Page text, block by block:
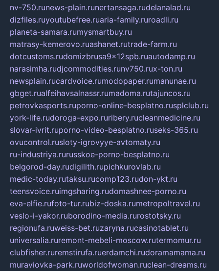
nv-750.runews-plain.runertansaga.rudelanalad.ru
dizfiles.ruyoutubefree.ruaria-family.ruroadli.ru
planeta-samara.rumysmartbuy.ru
matrasy-kemerovo.ruashanet.rutrade-farm.ru
dotcustoms.rudomizbrusa9x12spb.ruautodamp.ru
narasimha.rudjcommodities.runv750.rux-ton.ru
newsplain.rucardvoice.rumodopaper.rumanunae.ru
gbget.rualfeihavsalnassr.rumadoma.rutajuncos.ru
petrovkasports.ruporno-online-besplatno.rusplclub.ru
york-life.rudoroga-expo.ruribery.rucleanmedicine.ru
slovar-ivrit.ruporno-video-besplatno.ruseks-365.ru
ovucontrol.rusloty-igrovyye-avtomaty.ru
ru-industriya.rurusskoe-porno-besplatno.ru
belgorod-day.rudigilith.rupichkurovlab.ru
medic-today.rutaksu.rucomp123.rudon-ykt.ru
teensvoice.ruimgsharing.rudomashnee-porno.ru
eva-elfie.rufoto-tur.rubiz-doska.rumetropoltravel.ru
veslo-i-yakor.ruborodino-media.rurostotsky.ru
regionufa.ruweiss-bet.ruzaryna.rucasinotablet.ru
universalia.ruremont-mebeli-moscow.rutermomur.ru
clubfisher.ruremstirufa.ruerdamchi.rudoramamama.ru
muraviovka-park.ruworldofwoman.ruclean-dreams.ru